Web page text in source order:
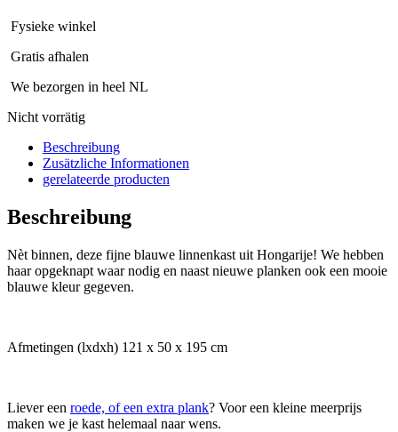
Fysieke winkel
Gratis afhalen
We bezorgen in heel NL
Nicht vorrätig
Beschreibung
Zusätzliche Informationen
gerelateerde producten
Beschreibung
Nèt binnen, deze fijne blauwe linnenkast uit Hongarije! We hebben
haar opgeknapt waar nodig en naast nieuwe planken ook een mooie
blauwe kleur gegeven.
Afmetingen (lxdxh) 121 x 50 x 195 cm
Liever een roede, of een extra plank? Voor een kleine meerprijs
maken we je kast helemaal naar wens.